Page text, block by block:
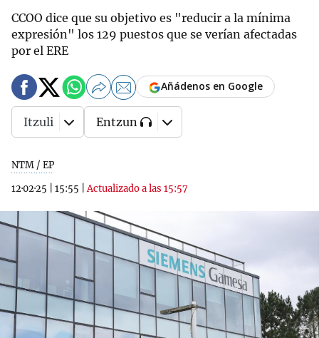
CCOO dice que su objetivo es "reducir a la mínima
expresión" los 129 puestos que se verían afectadas
por el ERE
NTM / EP
12·02·25
15:55 |Actualizado a las 15:57
Añádenos en Google
Itzuli Entzun